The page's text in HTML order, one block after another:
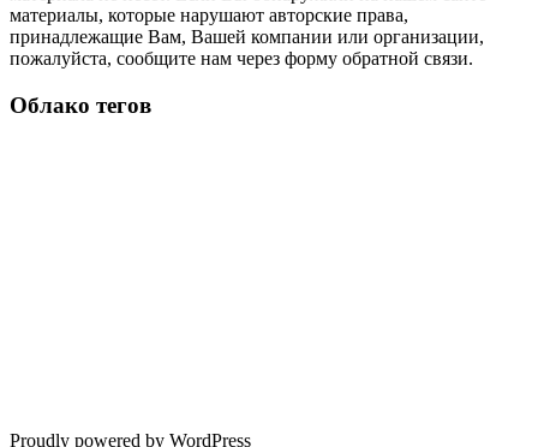
материалы, которые нарушают авторские права,
принадлежащие Вам, Вашей компании или организации,
пожалуйста, сообщите нам через форму обратной связи.
Облако тегов
Proudly powered by WordPress